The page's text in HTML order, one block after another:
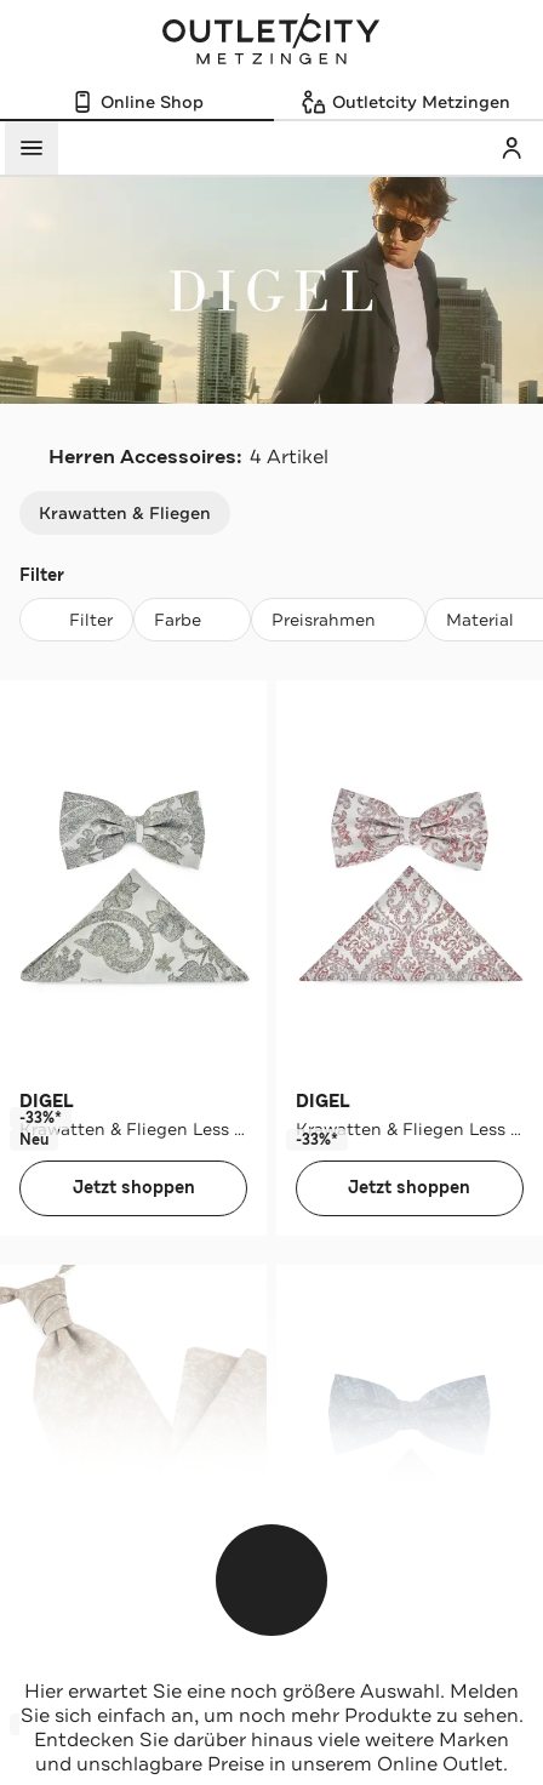
Online Shop Outletcity Metzingen
Menü
Herren Accessoires: 4 Artikel
Krawatten & Fliegen
Filter
Filter Farbe Preisrahmen Material
DIGEL
Krawatten & Fliegen Less Grau
-33%*
Neu
Jetzt shoppen
DIGEL
Krawatten & Fliegen Less Grau mit Rot
-33%*
Jetzt shoppen
DIGEL
Krawatten & Fliegen Loy Beige mit Gold
-31%*
Jetzt shoppen
DIGEL
Krawatten & Fliegen Less Blau
-33%*
Jetzt shoppen
Hier erwartet Sie eine noch größere Auswahl. Melden
Sie sich einfach an, um noch mehr Produkte zu sehen.
Entdecken Sie darüber hinaus viele weitere Marken
und unschlagbare Preise in unserem Online Outlet.